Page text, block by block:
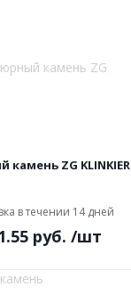
ZG KLINKIER
в течении 14 дней
руб. /шт